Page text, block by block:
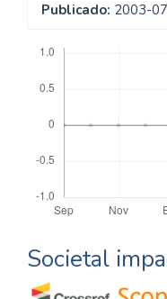
Publicado: 2003-
Societal